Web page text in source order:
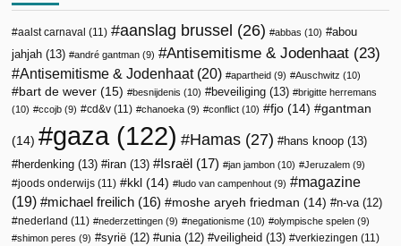
aalst carnaval (11) aanslag brussel (26) abbas (10)
abou
jahjah (13) andré gantman (9) Antisemitisme & Jodenhaat (23)
Antisemitisme & Jodenhaat(20) apartheid (9) Auschwitz (10)
bart de wever (15) besnijdenis (10) beveiliging (13)
brigitte herremans
(10)
ccojb (9) cd&v (11) chanoeka (9) conflict (10) fjo (14) gantman
(14) gaza(122) Hamas (27) hans knoop (13)
herdenking (13) iran (13) Israël (17) jan jambon (10) Jeruzalem (9)
joods onderwijs (11) kkl (14) ludo van campenhout (9)
magazine
(19)
michael freilich (16) moshe aryeh friedman (14) n-va(12)
nederland (11) nederzettingen (9) negationisme (10) olympische spelen (9)
shimon peres (9) syrië (12) unia(12) veiligheid (13) verkiezingen (11)